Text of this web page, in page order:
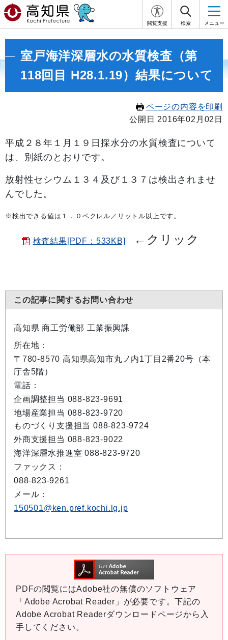
閲覧支援 検索 メニュー
室戸海洋深層水の水質検査（第
118回目 H28.1.19）結果について
ページの内容を印刷
公開日 2016年02月02日
平成２８年１月１９日採水分の水質検査について
は、別紙のとおりです。
放射性セシウム１３４及び１３７は検出されませ
んでした。
※検出できる値は１．０ベクレル／リットル以上です。
検査結果[PDF：533KB] ← クリック
この記事に関するお問い合わせ
高知県 商工労働部 工業振興課
所在地：
〒780-8570 高知県高知市丸ノ内1丁目2番20号（本
庁舎5階）
電話：
企画調整担当 088-823-9691
地場産業担当 088-823-9720
ものづくり支援担当 088-823-9724
外商支援担当 088-823-9022
海洋深層水推進室 088-823-9720
ファックス：
088-823-9261
メール：
150501@ken.pref.kochi.lg.jp
PDFの閲覧にはAdobe社の無償のソフトウェア
「Adobe Acrobat Reader」が必要です。下記の
Adobe Acrobat Readerダウンロードページから入
手してください。